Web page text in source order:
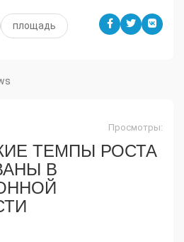
площадь
Просмотры:
ТЕМПЫ РОСТА
В